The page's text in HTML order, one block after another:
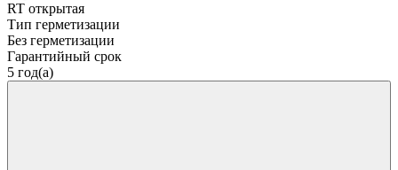
RT открытая
Тип герметизации
Без герметизации
Гарантийный срок
5 год(а)